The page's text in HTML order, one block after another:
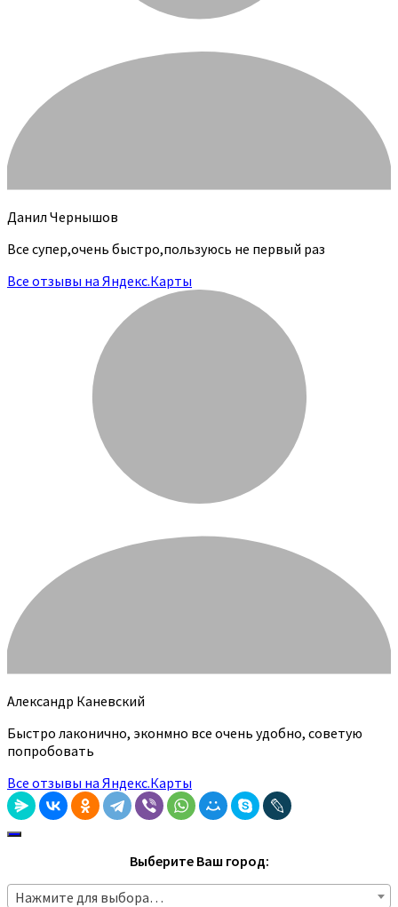
Данил Чернышов
Все супер,очень быстро,пользуюсь не первый раз
Все отзывы на Яндекс.Карты
Александр Каневский
Быстро лаконично, эконмно все очень удобно, советую
попробовать
Все отзывы на Яндекс.Карты
Выберите Ваш город:
Нажмите для выбора…